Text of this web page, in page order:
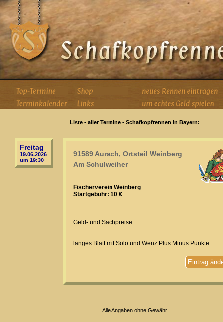
Liste - aller Termine - Schafkopfrennen in Bayern:
Freitag
19.06.2026
um 19:30
91589 Aurach, Ortsteil Weinberg
Am Schulweiher
Fischerverein Weinberg
Startgebühr: 10 €
Geld- und Sachpreise
langes Blatt mit Solo und Wenz Plus Minus Punkte
Eintrag
Alle Angaben ohne Gewähr